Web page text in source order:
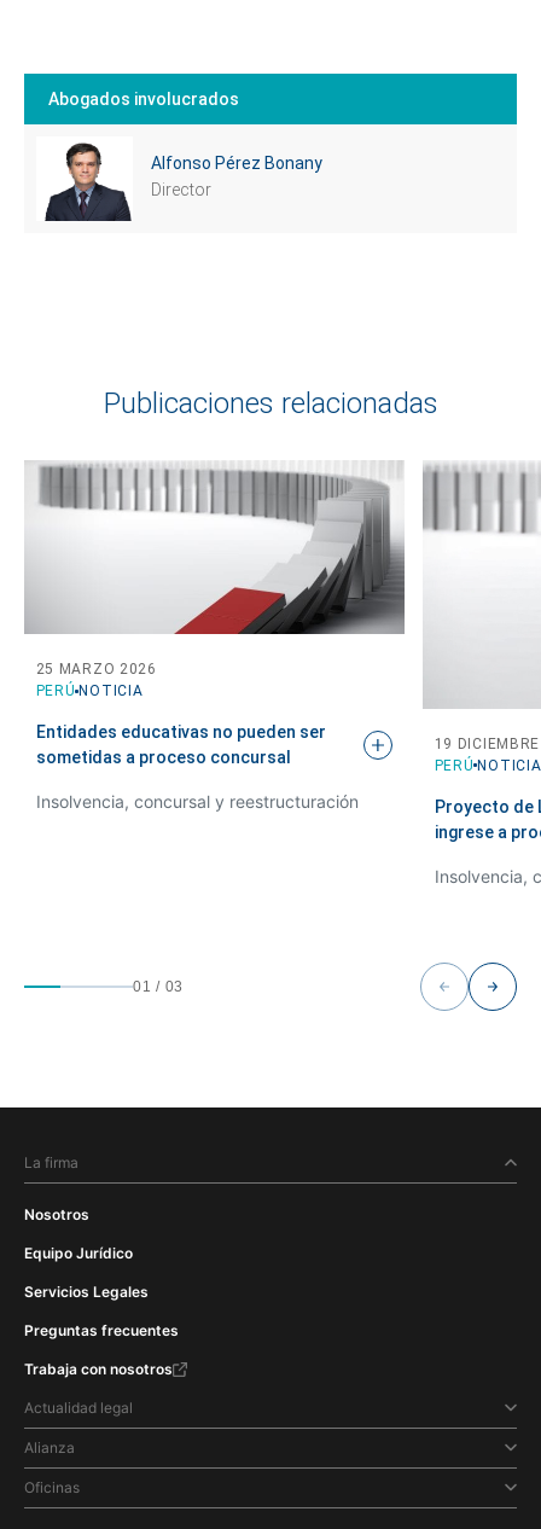
Cuéntanos, ¿Cómo
Abogados involucrados
Alfonso Pérez Bonany
Director
Publicaciones relacionadas
PERÚ NOTICIA
25 MARZO 2026
Entidades educativas no pueden ser
sometidas a proceso concursal
Insolvencia, concursal y reestructuración
PERÚ NOTICIA
19
Proyecto de
ingrese a
Insolvencia,
01 / 03
La firma
Nosotros
Equipo Jurídico
Servicios Legales
Preguntas frecuentes
Trabaja con nosotros
Actualidad legal
Alianza
Oficinas